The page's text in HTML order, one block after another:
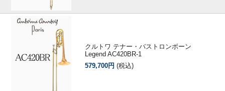
クルトワ テナー・バストロンボーン
Legend AC420BR-1
579,700円 (税込)